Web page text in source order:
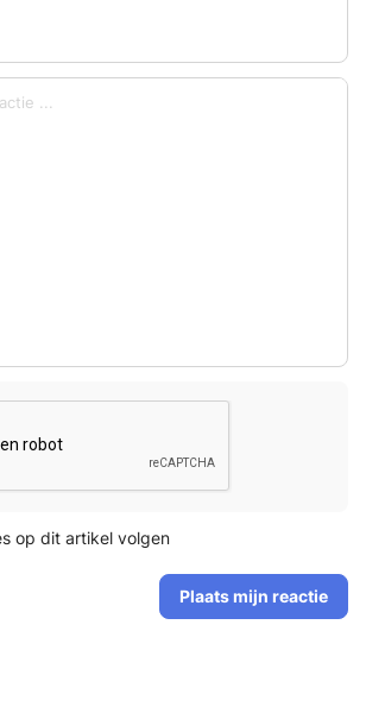
op dit artikel volgen
Plaats mijn reactie